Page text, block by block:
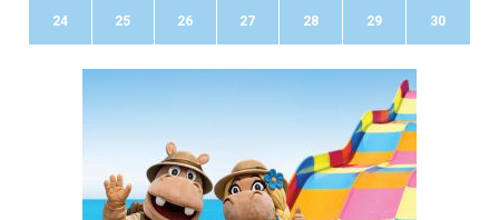
24 25 26 27 28 29 30